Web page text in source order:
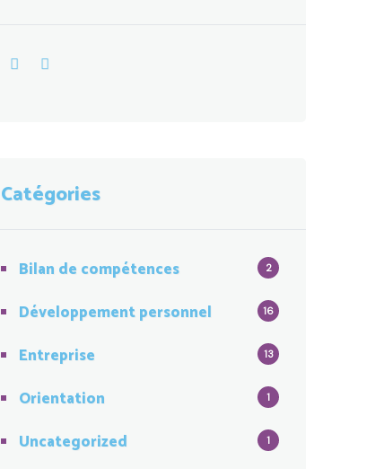
Catégories
Bilan de compétences 2
Développement personnel 16
Entreprise 13
Orientation 1
Uncategorized 1